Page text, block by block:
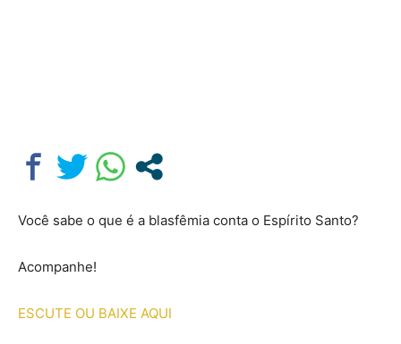
Você sabe o que é a blasfêmia conta o Espírito Santo?
Acompanhe!
ESCUTE OU BAIXE AQUI